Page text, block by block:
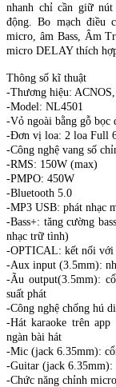
nhanh chỉ cần giữ
động. Bo mạch điều
micro, âm Bass, Âm
micro DELAY thích
Thông số kĩ thuật
-Thương hiệu:
-Model: NL4501
-Vỏ ngoài bằng gỗ bọc
-Đơn vị loa: 2 loa Full
-Công nghệ vang số
-RMS: 150W (max)
-PMPO: 450W
-Bluetooth 5.0
-MP3 USB: phát nhạc
-Bass+: tăng cường
nhạc trữ tình)
-OPTICAL: kết nối
-Aux input (3.5mm):
-Ãu output(3.5mm):
suất phát
-Công nghệ chống hú
-Hát karaoke trên
ngàn bài hát
-Mic (jack 6.35mm):
-Guitar (jack 6.35mm):
-Chức năng chỉnh